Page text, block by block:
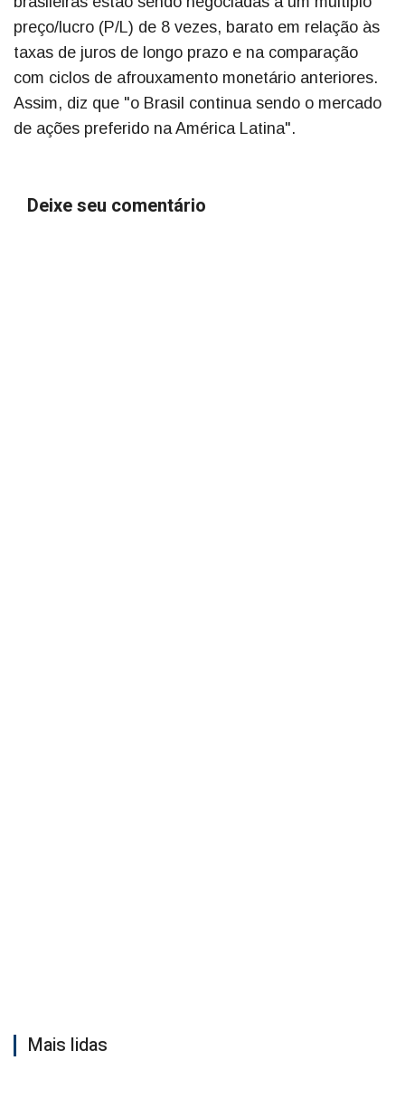
preço/lucro (P/L) de 8 vezes, barato em relação às
taxas de juros de longo prazo e na comparação
com ciclos de afrouxamento monetário anteriores.
Assim, diz que "o Brasil continua sendo o mercado
de ações preferido na América Latina".
Deixe seu comentário
Mais lidas